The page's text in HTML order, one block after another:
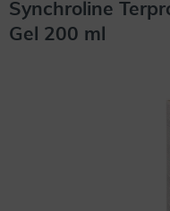
Synchroline
Gel 200 ml